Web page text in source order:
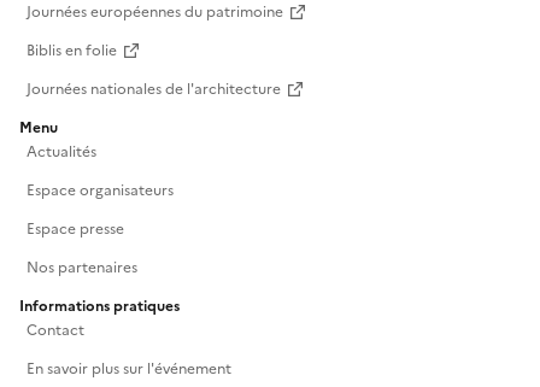
Journées européennes du patrimoine
Biblis en folie
Journées nationales de l'architecture
Menu
Actualités
Espace organisateurs
Espace presse
Nos partenaires
Informations pratiques
Contact
En savoir plus sur l'événement